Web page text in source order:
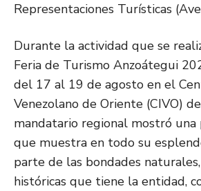
Representaciones Turísticas
Durante la actividad que se
Feria de Turismo Anzoátegui
del 17 al 19 de agosto en el
Venezolano de Oriente (CIVO)
mandatario regional mostró una
que muestra en todo su
parte de las bondades
históricas que tiene la entidad,